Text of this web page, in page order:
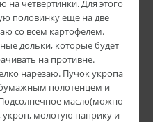
на четвертинки. Для этого
половинку ещё на две
со всем картофелем.
дольки, которые будет
на противне.
нарезаю. Пучок укропа
полотенцем и
масло(можно
укроп, молотую паприку и